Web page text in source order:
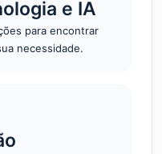
e IA
para encontrar
necessidade.